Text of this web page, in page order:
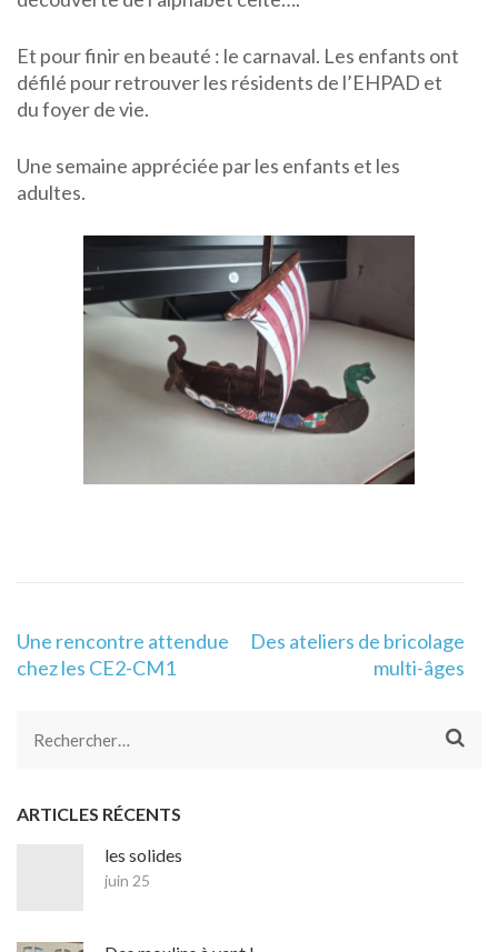
Et pour finir en beauté : le carnaval. Les enfants ont
défilé pour retrouver les résidents de l’EHPAD et
du foyer de vie.
Une semaine appréciée par les enfants et les
adultes.
Navigation
de
Une rencontre attendue
chez les CE2-CM1
Des ateliers de bricolage
multi-âges
Rechercher :
ARTICLES RÉCENTS
les solides
juin 25